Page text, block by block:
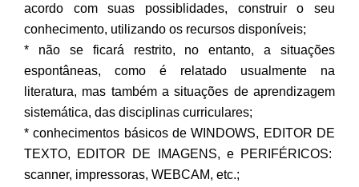
acordo com suas possiblidades, construir o seu
conhecimento, utilizando os recursos disponíveis;
* não se ficará restrito, no entanto, a situações
espontâneas, como é relatado usualmente na
literatura, mas também a situações de aprendizagem
sistemática, das disciplinas curriculares;
* conhecimentos básicos de WINDOWS, EDITOR DE
TEXTO, EDITOR DE IMAGENS, e PERIFÉRICOS:
scanner, impressoras, WEBCAM, etc.;